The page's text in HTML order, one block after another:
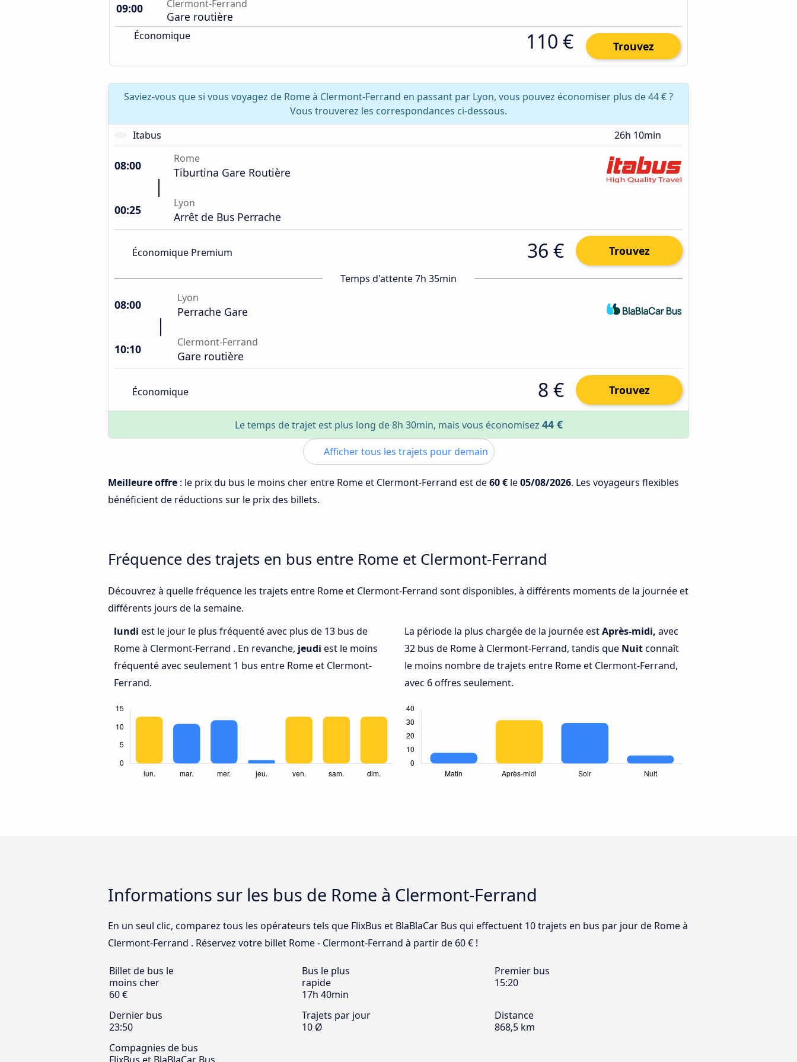
09:00
Clermont-Ferrand
Gare routière
Économique 110 € Trouvez
Saviez-vous que si vous voyagez de Rome à Clermont-Ferrand en passant par Lyon, vous pouvez économiser plus de 44 € ?
Vous trouverez les correspondances ci-dessous.
Itabus
26h 10min
08:00 Rome
Tiburtina Gare Routière
00:25 Lyon
Arrêt de Bus Perrache
Économique Premium 36 € Trouvez
Temps d'attente 7h 35min
08:00 Lyon
Perrache Gare
10:10 Clermont-Ferrand
Gare routière
Économique 8 € Trouvez
Le temps de trajet est plus long de 8h 30min, mais vous économisez 44 €
Afficher tous les trajets pour demain
Meilleure offre : le prix du bus le moins cher entre Rome et Clermont-Ferrand est de60 € le05/08/2026. Les voyageurs flexibles
bénéficient de réductions sur le prix des billets.
Fréquence des trajets en bus entre Rome et Clermont-Ferrand
Découvrez à quelle fréquence les trajets entre Rome et Clermont-Ferrand sont disponibles, à différents moments de la journée et
différents jours de la semaine.
lundi est le jour le plus fréquenté avec plus de 13 bus de
Rome à Clermont-Ferrand . En revanche, jeudi est le moins
fréquenté avec seulement 1 bus entre Rome et Clermont-
Ferrand.
La période la plus chargée de la journée estAprès-midi, avec
32 bus de Rome à Clermont-Ferrand, tandis que Nuitconnaît
le moins nombre de trajets entre Rome et Clermont-Ferrand,
avec 6 offres seulement.
Informations sur les bus de Rome à Clermont-Ferrand
En un seul clic, comparez tous les opérateurs tels que FlixBus et BlaBlaCar Bus qui effectuent 10 trajets en bus par jour de Rome à
Clermont-Ferrand . Réservez votre billet Rome - Clermont-Ferrand à partir de 60 € !
Billet de bus le
moins cher
60 €
Bus le plus
rapide
17h 40min
Premier bus
15:20
Dernier bus
23:50
Trajets par jour
10 Ø
Distance
868,5 km
Compagnies de bus